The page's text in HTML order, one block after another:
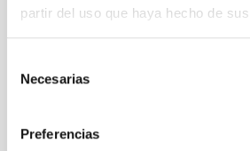
partir del uso que haya hecho de
Necesarias
Preferencias